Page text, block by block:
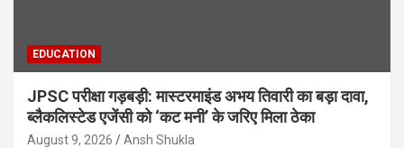
EDUCATION
JPSC परीक्षा गड़बड़ी: मास्टरमाइंड अभय तिवारी का बड़ा दावा,
ब्लैकलिस्टेड एजेंसी को ‘कट मनी’ के जरिए मिला ठेका
August 9, 2026 Ansh Shukla